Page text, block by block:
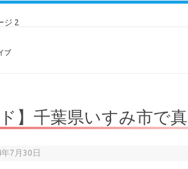
ジ 2
ブ
ド】千葉県いすみ市で
7月30日